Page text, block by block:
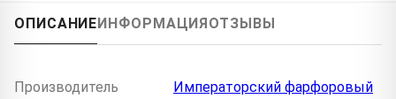
ОПИСАНИЕИНФОРМАЦИЯОТЗЫВЫ
Производитель
Императорский фарфоровый